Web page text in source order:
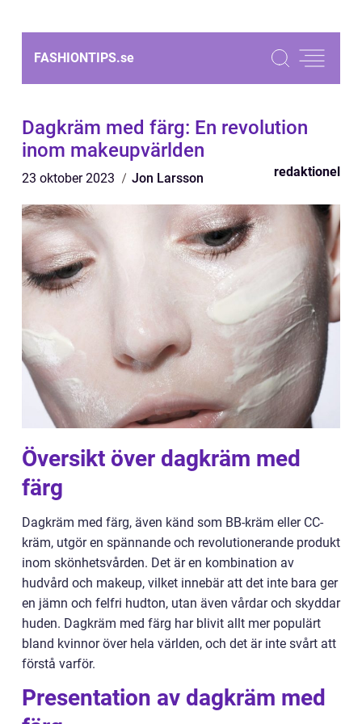
FASHIONTIPS.se
Dagkräm med färg: En revolution
inom makeupvärlden
23 oktober 2023 Jon Larsson redaktionel
Översikt över dagkräm med
färg
Dagkräm med färg, även känd som BB-kräm eller CC-
kräm, utgör en spännande och revolutionerande produkt
inom skönhetsvården. Det är en kombination av
hudvård och makeup, vilket innebär att det inte bara ger
en jämn och felfri hudton, utan även vårdar och skyddar
huden. Dagkräm med färg har blivit allt mer populärt
bland kvinnor över hela världen, och det är inte svårt att
förstå varför.
Presentation av dagkräm med